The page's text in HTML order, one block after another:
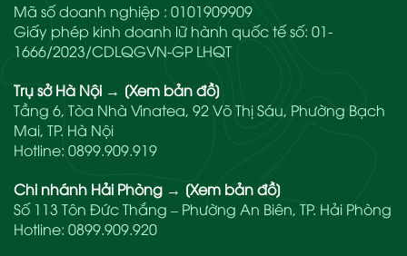
Mã số doanh nghiệp : 0101909909
Giấy phép kinh doanh lữ hành quốc tế số: 01-
1666/2023/CDLQGVN-GP LHQT
Trụ sở Hà Nội → [Xem bản đồ]
Tầng 6, Tòa Nhà Vinatea, 92 Võ Thị Sáu, Phường Bạch
Mai, TP. Hà Nội
Hotline: 0899.909.919
Chi nhánh Hải Phòng → [Xem bản đồ]
Số 113 Tôn Đức Thắng – Phường An Biên, TP. Hải Phòng
Hotline: 0899.909.920